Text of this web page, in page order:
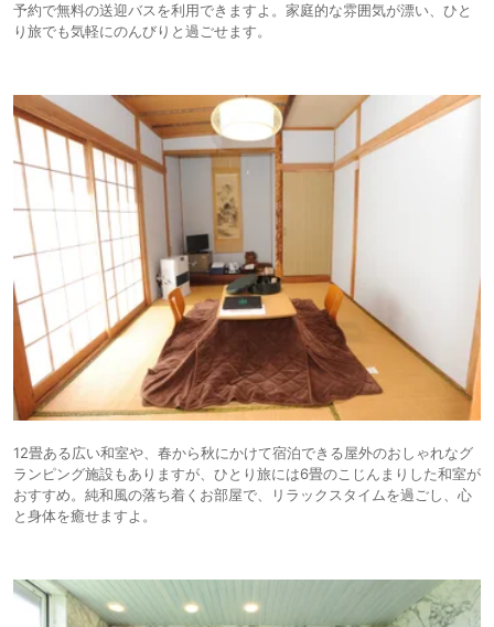
予約で無料の送迎バスを利用できますよ。家庭的な雰囲気が漂い、ひと
り旅でも気軽にのんびりと過ごせます。
12畳ある広い和室や、春から秋にかけて宿泊できる屋外のおしゃれなグ
ランピング施設もありますが、ひとり旅には6畳のこじんまりした和室が
おすすめ。純和風の落ち着くお部屋で、リラックスタイムを過ごし、心
と身体を癒せますよ。